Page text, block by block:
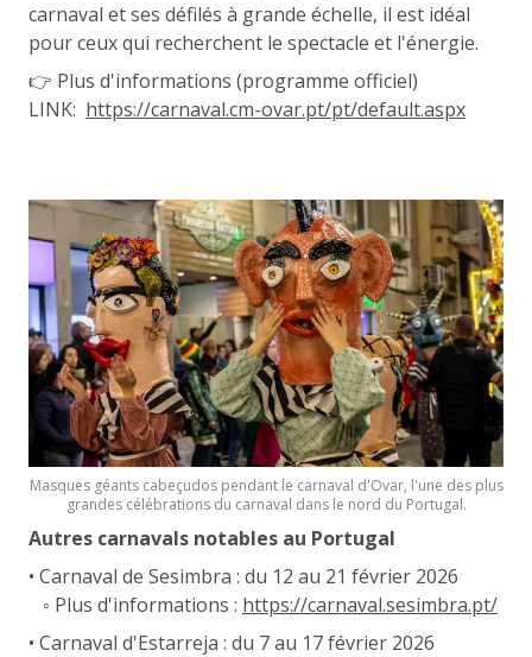
carnaval et ses défilés à grande échelle, il est idéal
pour ceux qui recherchent le spectacle et l'énergie.
👉 Plus d'informations (programme officiel)
LINK: https://carnaval.cm-ovar.pt/pt/default.aspx
Masques géants cabeçudos pendant le carnaval d'Ovar, l'une des plus
grandes célébrations du carnaval dans le nord du Portugal.
Autres carnavals notables au Portugal
• Carnaval de Sesimbra : du 12 au 21 février 2026
◦ Plus d'informations : https://carnaval.sesimbra.pt/
• Carnaval d'Estarreja : du 7 au 17 février 2026